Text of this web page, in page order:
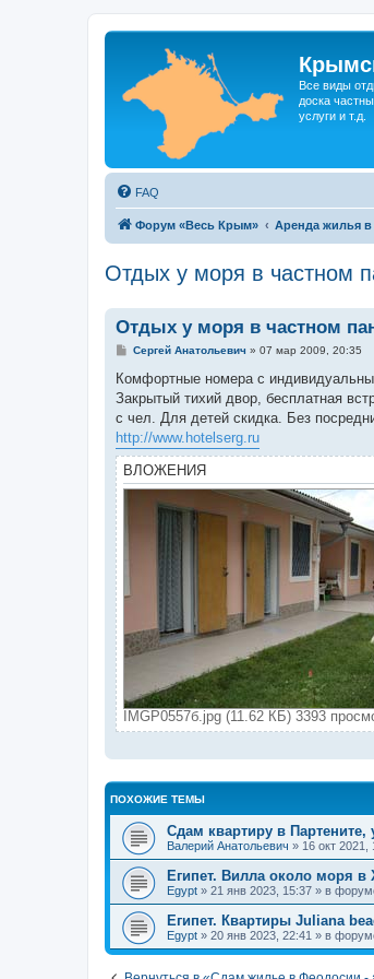
Все виды
доска
услуги и т.д.
FAQ
Форум «Весь Крым» Аренда жилья
Отдых у моря в частном
Отдых у моря в частном
С
о
щ
е
и
е
Сергей Анатольевич» 07 мар 2009, 20:35
Комфортные номера с
Закрытый тихий двор, бесплатная
с чел. Для детей скидка. Без
http://www.hotelserg.ru
ВЛОЖЕНИЯ
IMGP0557б.jpg (11.62 КБ) 3393
ПОХОЖИЕ ТЕМЫ
Сдам квартиру в Партените,
Валерий Анатольевич » 16 окт
Египет. Вилла около моря в
Egypt » 21 янв 2023, 15:37 » в
Египет. Квартиры Juliana
Egypt » 20 янв 2023, 22:41 » в